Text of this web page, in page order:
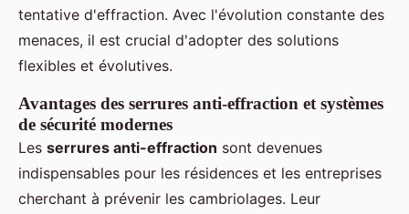
tentative d'effraction. Avec l'évolution constante des
menaces, il est crucial d'adopter des solutions
flexibles et évolutives.
Avantages des serrures anti-effraction et systèmes
de sécurité modernes
Les serrures anti-effraction sont devenues
indispensables pour les résidences et les entreprises
cherchant à prévenir les cambriolages. Leur